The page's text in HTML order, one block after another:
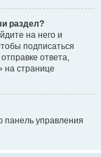
раздел?
на него и
подписаться
ответа,
на странице
панель управления